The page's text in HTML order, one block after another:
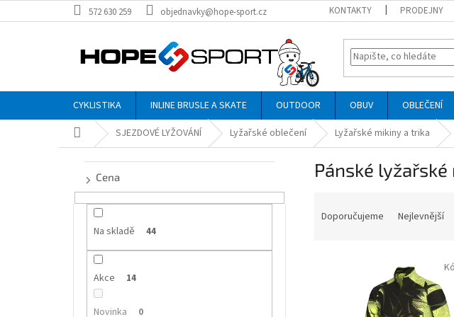
na
572 630 259 objednavky@hope-sport.cz KONTAKTY PRODEJNY
CYKLISTIKA INLINE BRUSLE A SKATE OUTDOOR OBUV OBLEČENÍ
Domů SJEZDOVÉ LYŽOVÁNÍ Lyžařské oblečení Lyžařské mikiny a trika
Cena
Na skladě 44
Akce 14
Novinka 0
Pánské
Doporučujeme Nejlevnější